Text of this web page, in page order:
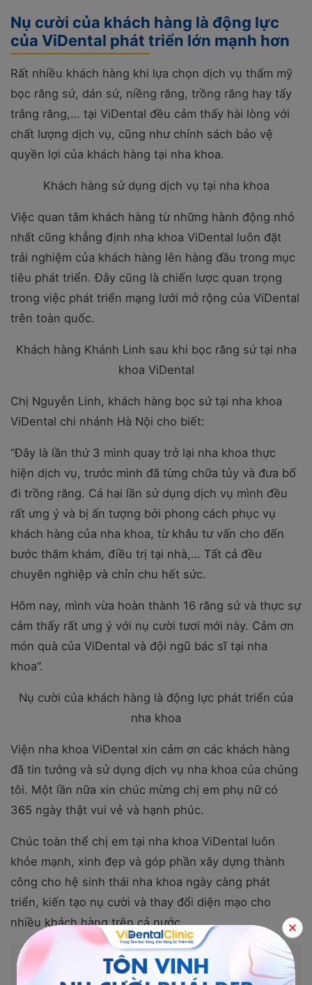
Nụ cười của khách hàng là động lực
của ViDental phát triển lớn mạnh hơn
Rất nhiều khách hàng khi lựa chọn dịch vụ thẩm mỹ
bọc răng sứ, dán sứ, niềng răng, trồng răng hay tẩy
trắng răng,… tại ViDental đều cảm thấy hài lòng với
chất lượng dịch vụ, cũng như chính sách bảo vệ
quyền lợi của khách hàng tại nha khoa.
Khách hàng sử dụng dịch vụ tại nha khoa
Việc quan tâm khách hàng từ những hành động nhỏ
nhất cũng khẳng định nha khoa ViDental luôn đặt
trải nghiệm của khách hàng lên hàng đầu trong mục
tiêu phát triển. Đây cũng là chiến lược quan trọng
trong việc phát triển mạng lưới mở rộng của ViDental
trên toàn quốc.
Khách hàng Khánh Linh sau khi bọc răng sứ tại nha
khoa ViDental
Chị Nguyễn Linh, khách hàng bọc sứ tại nha khoa
ViDental chi nhánh Hà Nội cho biết:
“Đây là lần thứ 3 mình quay trở lại nha khoa thực
hiện dịch vụ, trước mình đã từng chữa tủy và đưa bố
đi trồng răng. Cả hai lần sử dụng dịch vụ mình đều
rất ưng ý và bị ấn tượng bởi phong cách phục vụ
khách hàng của nha khoa, từ khâu tư vấn cho đến
bước thăm khám, điều trị tại nhà,… Tất cả đều
chuyên nghiệp và chỉn chu hết sức.
Hôm nay, mình vừa hoàn thành 16 răng sứ và thực sự
cảm thấy rất ưng ý với nụ cười tươi mới này. Cảm ơn
món quà của ViDental và đội ngũ bác sĩ tại nha
khoa”.
Nụ cười của khách hàng là động lực phát triển của
nha khoa
Viện nha khoa ViDental xin cảm ơn các khách hàng
đã tin tưởng và sử dụng dịch vụ nha khoa của chúng
tôi. Một lần nữa xin chúc mừng chị em phụ nữ có
365 ngày thật vui vẻ và hạnh phúc.
Chúc toàn thể chị em tại nha khoa ViDental luôn
khỏe mạnh, xinh đẹp và góp phần xây dựng thành
công cho hệ sinh thái nha khoa ngày càng phát
triển, kiến tạo nụ cười và thay đổi diện mạo cho
nhiều khách hàng trên cả nước.
Cập nhật lúc 17:07 - 09/11/2022